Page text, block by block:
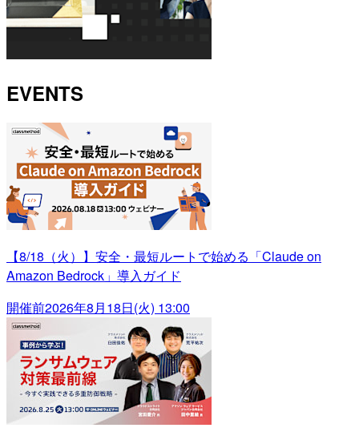
EVENTS
【8/18（火）】安全・最短ルートで始める「Claude on
Amazon Bedrock」導入ガイド
開催前2026年8月18日(火) 13:00